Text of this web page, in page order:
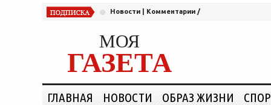
Новости Комментарии /
МОЯ
ГАЗЕТА
ГЛАВНАЯ НОВОСТИ ОБРАЗ ЖИЗНИ